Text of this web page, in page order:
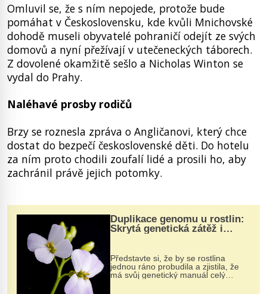
Omluvil se, že s ním nepojede, protože bude
pomáhat v Československu, kde kvůli Mnichovské
dohodě museli obyvatelé pohraničí odejít ze svých
domovů a nyní přežívají v utečeneckých táborech.
Z dovolené okamžitě sešlo a Nicholas Winton se
vydal do Prahy.
Naléhavé prosby rodičů
Brzy se roznesla zpráva o Angličanovi, který chce
dostat do bezpečí československé děti. Do hotelu
za ním proto chodili zoufalí lidé a prosili ho, aby
zachránil právě jejich potomky.
Duplikace genomu u rostlin:
Skrytá genetická zátěž i
Představte si, že by se rostlina
jednou ráno probudila a zjistila, že
má svůj genetický manuál celý